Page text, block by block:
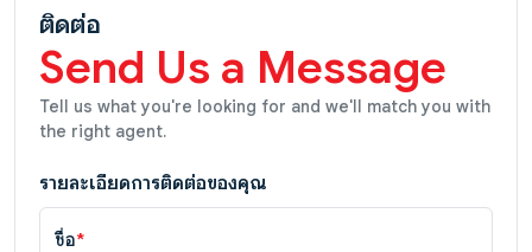
ติดต่อ
Send Us a Message
Tell us what you're looking for and we'll match you with
the right agent.
รายละเอียดการติดต่อของคุณ
ชื่อ*